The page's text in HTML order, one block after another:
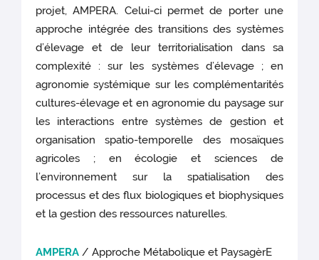
projet, AMPERA. Celui-ci permet de porter une
approche intégrée des transitions des systèmes
d’élevage et de leur territorialisation dans sa
complexité : sur les systèmes d’élevage ; en
agronomie systémique sur les complémentarités
cultures-élevage et en agronomie du paysage sur
les interactions entre systèmes de gestion et
organisation spatio-temporelle des mosaïques
agricoles ; en écologie et sciences de
l’environnement sur la spatialisation des
processus et des flux biologiques et biophysiques
et la gestion des ressources naturelles.
AMPERA / Approche Métabolique et PaysagèrE